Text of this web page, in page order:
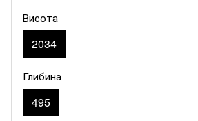
Висота
2034
Глибина
495